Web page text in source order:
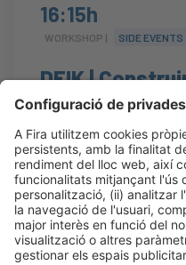
16:15h
WORKSHOP | SIDE EVENTS
DEIK |
Digitalització
Tècnica i la
#Construmat
Dt 20 16:15h - 17:00h